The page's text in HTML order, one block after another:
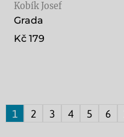
Kobík Josef
Grada
Kč 179
1 2 3 4 5 6